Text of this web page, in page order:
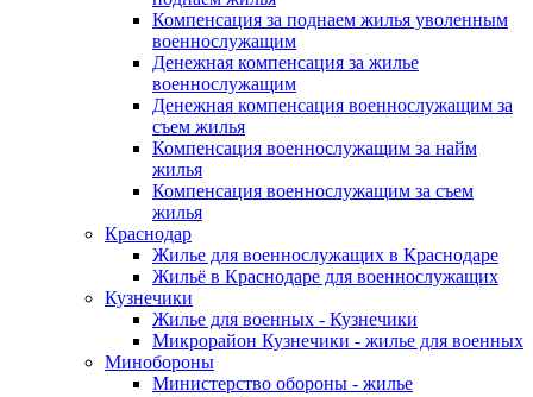
Компенсация за поднаем жилья уволенным
военнослужащим
Денежная компенсация за жилье
военнослужащим
Денежная компенсация военнослужащим за
съем жилья
Компенсация военнослужащим за найм
жилья
Компенсация военнослужащим за съем
жилья
Краснодар
Жилье для военнослужащих в Краснодаре
Жильё в Краснодаре для военнослужащих
Кузнечики
Жилье для военных - Кузнечики
Микрорайон Кузнечики - жилье для военных
Минобороны
Министерство обороны - жилье